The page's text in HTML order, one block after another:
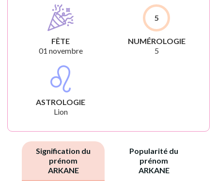
FÊTE
01 novembre
5
NUMÉROLOGIE
5
ASTROLOGIE
Lion
Signification du
prénom
ARKANE
Popularité du
prénom
ARKANE